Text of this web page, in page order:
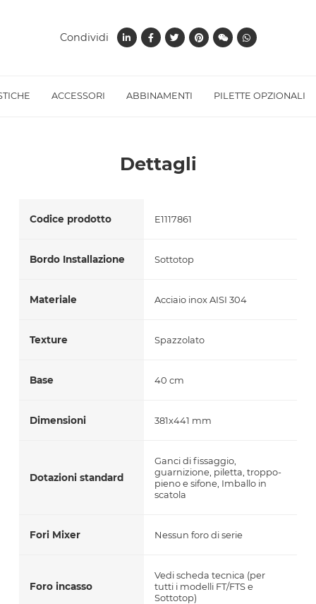
ACCESSORI ABBINAMENTI PILETTE OPZIONALI
Dettagli
Codice prodotto E1117861
Bordo Installazione Sottotop
Materiale Acciaio inox AISI 304
Texture Spazzolato
Base 40 cm
Dimensioni 381x441 mm
Dotazioni standard
Ganci di fissaggio,
guarnizione, piletta, troppo-
pieno e sifone, Imballo in
scatola
Fori Mixer Nessun foro di serie
Foro incasso
Vedi scheda tecnica (per
tutti i modelli FT/FTS e
Sottotop)
Condividi
l'informativa sulla privacy
e accetto il